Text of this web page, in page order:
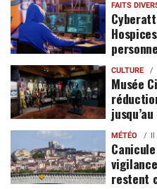
FAITS
CULTURE
Musée
MÉTÉO Il
restent